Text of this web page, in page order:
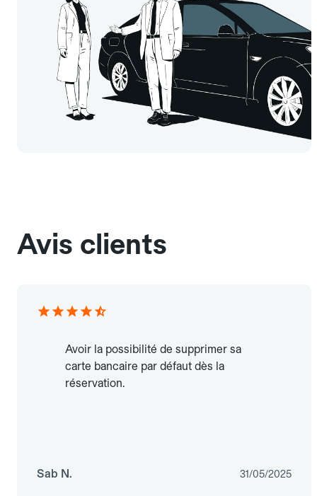
Avis clients
Avoir la possibilité de supprimer sa
carte bancaire par défaut dès la
réservation.
Sab N. 31/05/2025